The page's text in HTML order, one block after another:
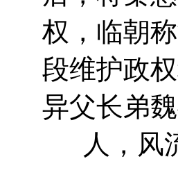
权，临朝
段维护政
异父长弟
人，风